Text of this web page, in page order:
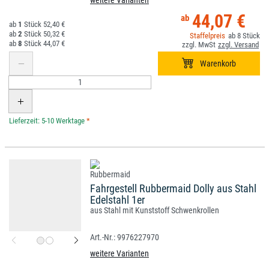
44,07 €
8
1
52,40 €
2
50,32 €
8
44,07 €
*
Fahrgestell Rubbermaid Dolly aus Stahl
Edelstahl 1er
aus Stahl mit Kunststoff Schwenkrollen
9976227970
weitere Varianten